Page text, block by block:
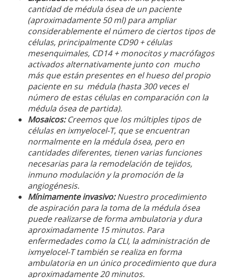
cantidad de médula ósea de un paciente
(aproximadamente 50 ml) para ampliar
considerablemente el número de ciertos tipos de
células, principalmente CD90 + células
mesenquimales, CD14 + monocitos y macrófagos
activados alternativamente junto con mucho
más que están presentes en el hueso del propio
paciente en su médula (hasta 300 veces el
número de estas células en comparación con la
médula ósea de partida).
Mosaicos:Creemos que los múltiples tipos de
células en ixmyelocel-T, que se encuentran
normalmente en la médula ósea, pero en
cantidades diferentes, tienen varias funciones
necesarias para la remodelación de tejidos,
inmuno modulación y la promoción de la
angiogénesis.
Mínimamente invasivo:Nuestro procedimiento
de aspiración para la toma de la médula ósea
puede realizarse de forma ambulatoria y dura
aproximadamente 15 minutos. Para
enfermedades como la CLI, la administración de
ixmyelocel-T también se realiza en forma
ambulatoria en un único procedimiento que dura
aproximadamente 20 minutos.